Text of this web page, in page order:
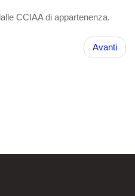
CCIAA di appartenenza.
Avanti